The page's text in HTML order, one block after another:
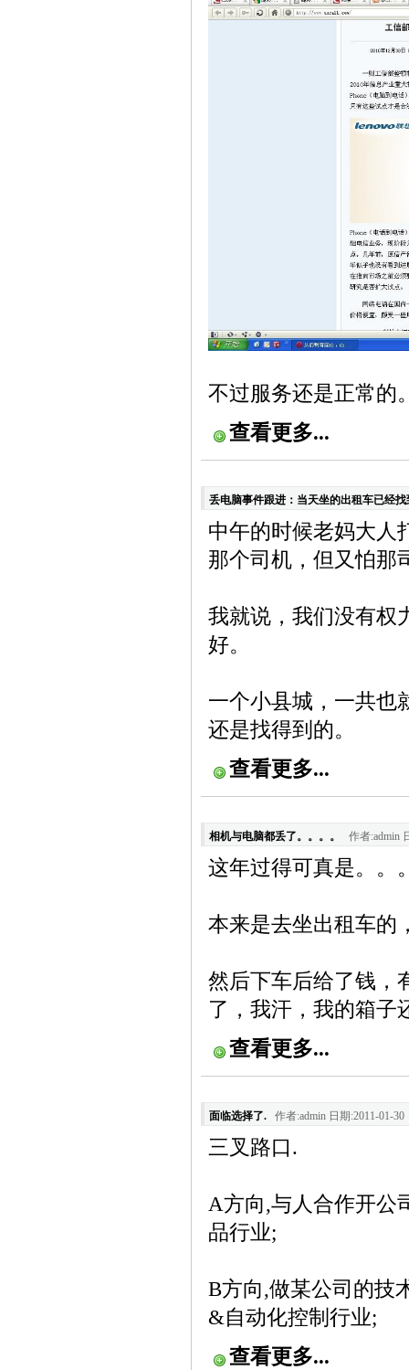
不过服务还是正常的
查看更多...
丢电脑事件跟进：当天坐的出租车已经找
中午的时候老妈大人
那个司机，但又怕那
我就说，我们没有权
好。
一个小县城，一共也
还是找得到的。
查看更多...
相机与电脑都丢了。。。。 作者:admin
这年过得可真是。。
本来是去坐出租车的
然后下车后给了钱，
了，我汗，我的箱子
查看更多...
面临选择了. 作者:admin 日期:2011-01-30
三叉路口.
A方向,与人合作开公
品行业;
B方向,做某公司的技
&自动化控制行业;
查看更多...